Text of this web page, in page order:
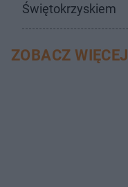
Świętokrzyskiem
ZOBACZ WIĘCEJ